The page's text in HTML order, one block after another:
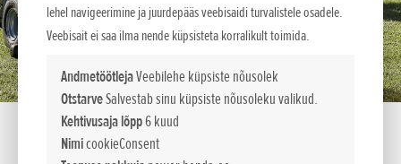
lehel navigeerimine ja juurdepääs veebisaidi turvalistele osadele.
Veebisait ei saa ilma nende küpsisteta korralikult toimida.
AndmetöötlejaVeebilehe küpsiste nõusolek
OtstarveSalvestab sinu küpsiste nõusoleku valikud.
Kehtivusaja lõpp6 kuud
NimicookieConsent